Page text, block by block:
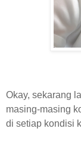
Okay, sekarang
masing-masing
di setiap kondisi